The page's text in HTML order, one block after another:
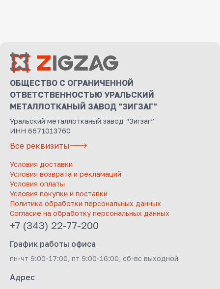
ОБЩЕСТВО С ОГРАНИЧЕННОЙ
ОТВЕТСТВЕННОСТЬЮ УРАЛЬСКИЙ
МЕТАЛЛОТКАНЫЙ ЗАВОД "ЗИГЗАГ"
Уральский металлотканый завод “Зигзаг”
ИНН 6671013760
Все реквизиты
Условия доставки
Условия возврата и рекламаций
Условия оплаты
Условия покупки и поставки
Политика обработки персональных данных
Согласие на обработку персональных данных
+7 (343) 22-77-200
График работы офиса
пн-чт 9:00-17:00, пт 9:00-16:00, сб-вс выходной
Адрес